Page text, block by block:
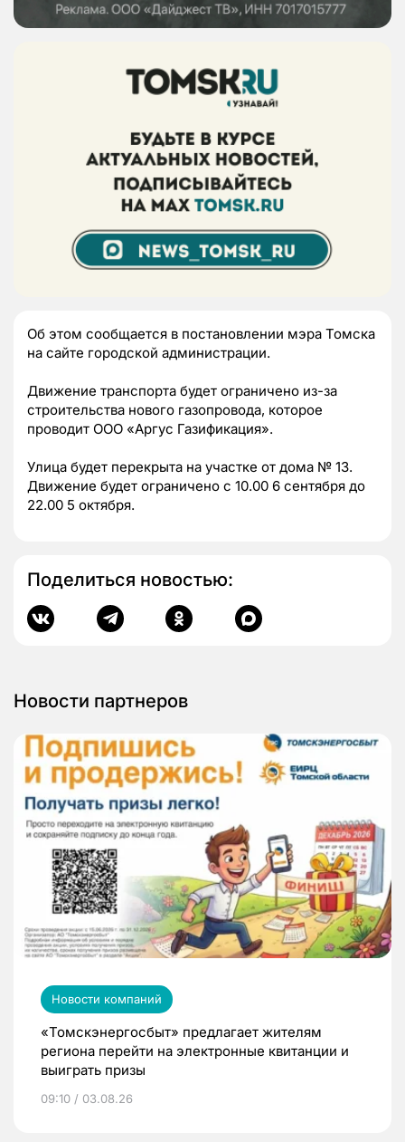
Об этом сообщается в постановлении мэра Томска
на сайте городской администрации.
Движение транспорта будет ограничено из-за
строительства нового газопровода, которое
проводит ООО «Аргус Газификация».
Улица будет перекрыта на участке от дома № 13.
Движение будет ограничено с 10.00 6 сентября до
22.00 5 октября.
Поделиться новостью:
Новости партнеров
Новости компаний
«Томскэнергосбыт» предлагает жителям
региона перейти на электронные квитанции и
выиграть призы
09:10 / 03.08.26